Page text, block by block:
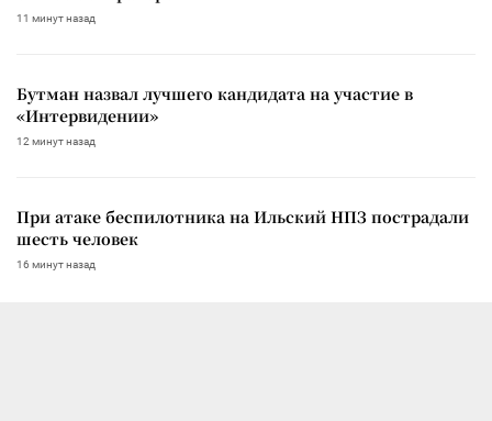
11 минут назад
Бутман назвал лучшего кандидата на участие в
«Интервидении»
12 минут назад
При атаке беспилотника на Ильский НПЗ пострадали
шесть человек
16 минут назад